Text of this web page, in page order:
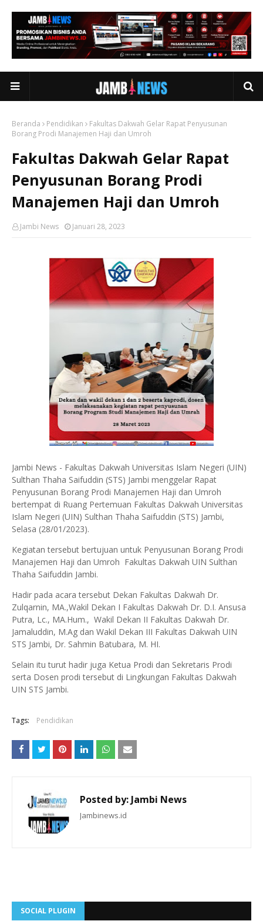
Beranda Pendidikan
Fakultas Dakwah Gelar Rapat Penyusunan
Borang Prodi Manajemen Haji dan Umroh
Fakultas Dakwah Gelar Rapat
Penyusunan Borang Prodi
Manajemen Haji dan Umroh
Jambi News Januari 28, 2023
Jambi News - Fakultas Dakwah Universitas Islam Negeri (UIN)
Sulthan Thaha Saifuddin (STS) Jambi menggelar Rapat
Penyusunan Borang Prodi Manajemen Haji dan Umroh
bertempat di Ruang Pertemuan Fakultas Dakwah Universitas
Islam Negeri (UIN) Sulthan Thaha Saifuddin (STS) Jambi,
Selasa (28/01/2023).
Kegiatan tersebut bertujuan untuk Penyusunan Borang Prodi
Manajemen Haji dan Umroh Fakultas Dakwah UIN Sulthan
Thaha Saifuddin Jambi.
Hadir pada acara tersebut Dekan Fakultas Dakwah Dr.
Zulqarnin, MA.,Wakil Dekan I Fakultas Dakwah Dr. D.I. Ansusa
Putra, Lc., MA.Hum., Wakil Dekan II Fakultas Dakwah Dr.
Jamaluddin, M.Ag dan Wakil Dekan III Fakultas Dakwah UIN
STS Jambi, Dr. Sahmin Batubara, M. HI.
Selain itu turut hadir juga Ketua Prodi dan Sekretaris Prodi
serta Dosen prodi tersebut di Lingkungan Fakultas Dakwah
UIN STS Jambi.
Tags: Pendidikan
Posted by:Jambi News
Jambinews.id
SOCIAL PLUGIN